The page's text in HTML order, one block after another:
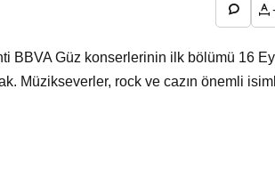
BBVA Güz konserlerinin ilk bölümü 16
Müzikseverler, rock ve cazın önemli